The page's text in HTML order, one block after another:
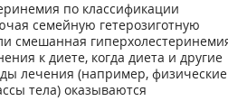
по классификации
семейную гетерозиготную
смешанная
к диете, когда диета и другие
лечения (например, физические
тела) оказываются